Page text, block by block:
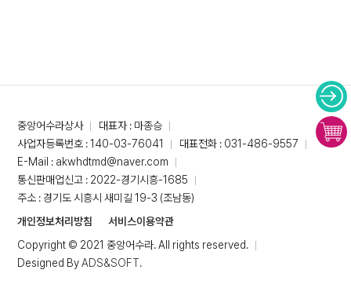
중앙어수라상사
대표자 : 마종승
사업자등록번호 : 140-03-76041
대표전화 : 031-486-9557
E-Mail : akwhdtmd@naver.com
통신판매업신고 : 2022-경기시흥-1685
주소 : 경기도 시흥시 새미길 19-3 (조남동)
개인정보처리방침
서비스이용약관
Copyright © 2021 중앙어수라. All rights reserved.
Designed ByADS&SOFT.